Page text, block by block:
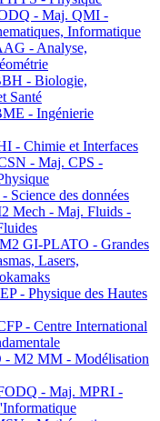
- Maj. QMI -
Informatique
- Analyse,
- Biologie,
Santé
- Ingénierie
- Chimie et Interfaces
- Maj. CPS -
des données
Mech - Maj. Fluids -
GI-PLATO - Grandes
Lasers,
- Physique des Hautes
- Centre International
M2 MM - Modélisation
- Maj. MPRI -